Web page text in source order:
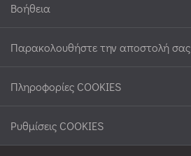
Βοήθεια
Παρακολουθήστε την αποστολή σας
Πληροφορίες COOKIES
Ρυθμίσεις COOKIES